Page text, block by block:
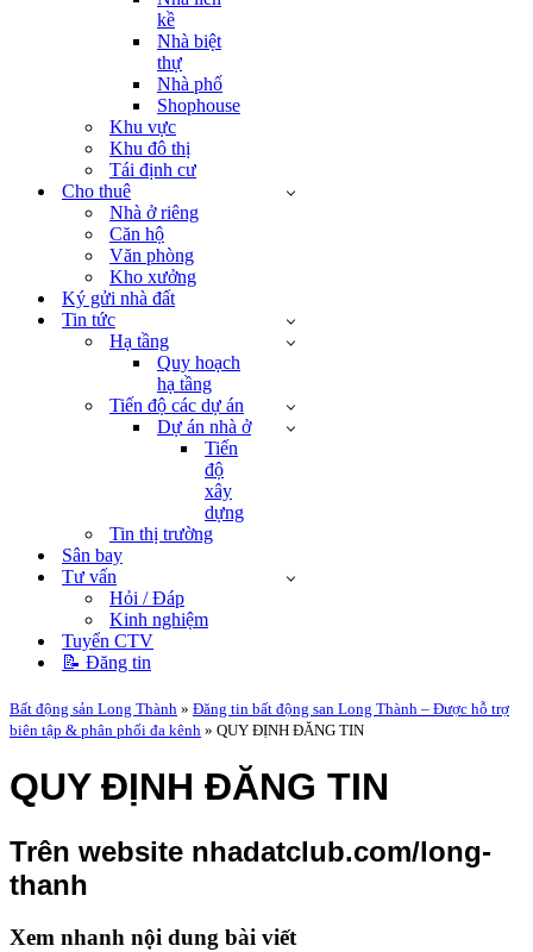
kề
Nhà biệt
thự
Nhà phố
Shophouse
Khu vực
Khu đô thị
Tái định cư
Cho thuê
Nhà ở riêng
Căn hộ
Văn phòng
Kho xưởng
Ký gửi nhà đất
Tin tức
Hạ tầng
Quy hoạch
hạ tầng
Tiến độ các dự án
Dự án nhà ở
Tiến
độ
xây
dựng
Tin thị trường
Sân bay
Tư vấn
Hỏi / Đáp
Kinh nghiệm
Tuyển CTV
📝 Đăng tin
Bất động sản Long Thành » Đăng tin bất động san Long Thành – Được hỗ trợ
biên tập & phân phối đa kênh » QUY ĐỊNH ĐĂNG TIN
QUY ĐỊNH ĐĂNG TIN
Trên website nhadatclub.com/long-
thanh
Xem nhanh nội dung bài viết